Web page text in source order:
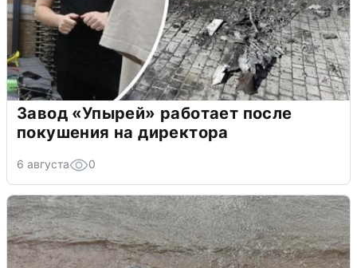
Завод «Упырей» работает после
покушения на директора
6 августа 0